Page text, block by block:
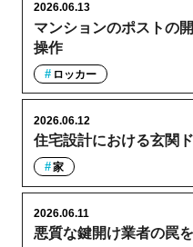
マンションのポストの
操作
2026.06.13
ロッカー
住宅設計における玄関
2026.06.12
家
悪質な鍵開け業者の罠
2026.06.11